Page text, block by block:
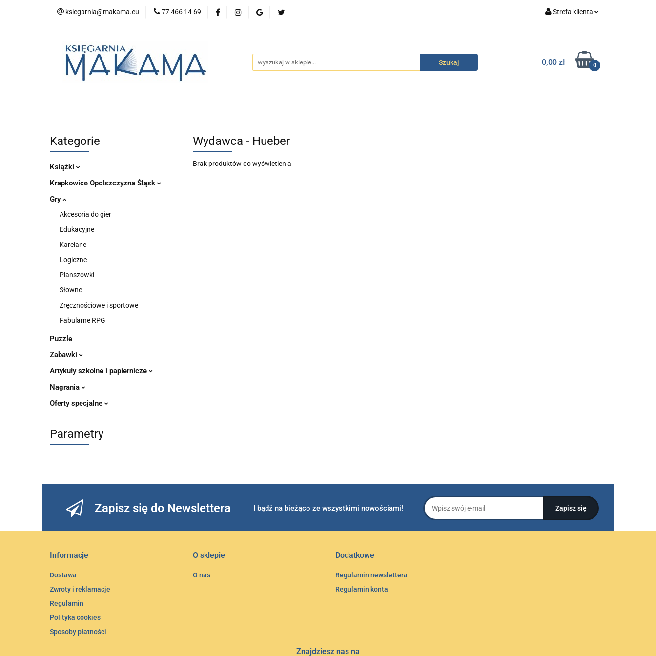
ksiegarnia@makama.eu 77 466 14 69 Strefa klienta
Zarejestruj się
Dodaj zgłoszenie
0,00 zł 0
Kategorie Nowości Bestsellery
Kategorie
Książki
Krapkowice Opolszczyzna Śląsk
Gry
Akcesoria do gier
Edukacyjne
Karciane
Logiczne
Planszówki
Słowne
Zręcznościowe i sportowe
Fabularne RPG
Puzzle
Zabawki
Artykuły szkolne i papiernicze
Nagrania
Oferty specjalne
Parametry
Wydawca - Hueber
Brak produktów do wyświetlenia
Zapisz się do Newslettera I bądź na bieżąco ze wszystkimi nowościami!
Informacje
Dostawa
Zwroty i reklamacje
Regulamin
Polityka cookies
Sposoby płatności
O sklepie
O nas
Dodatkowe
Regulamin newslettera
Regulamin konta
Znajdziesz nas na